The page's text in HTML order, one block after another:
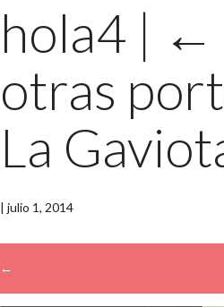
hola4 | ←
otras
La
| julio 1, 2014
←